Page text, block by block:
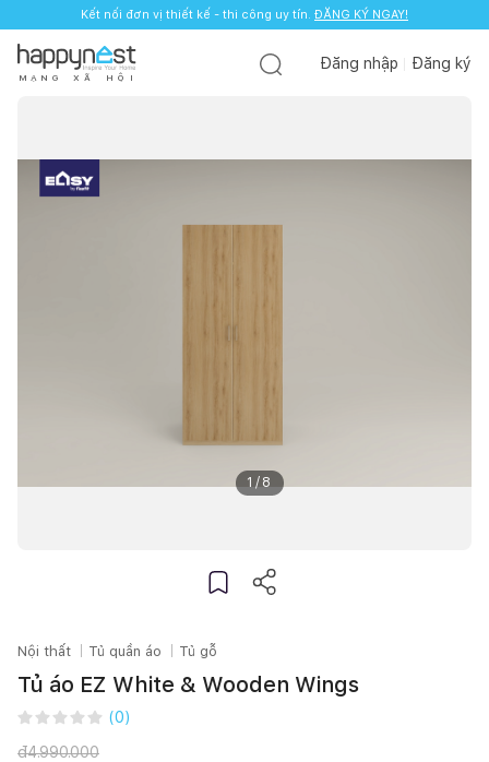
Kết nối đơn vị thiết kế - thi công uy tín. ĐĂNG KÝ NGAY!
M Ạ N G X Ã H Ộ I
Đăng nhập Đăng ký
1 / 8
Nội thất Tủ quần áo Tủ gỗ
Tủ áo EZ White & Wooden Wings
(0)
đ4.990.000